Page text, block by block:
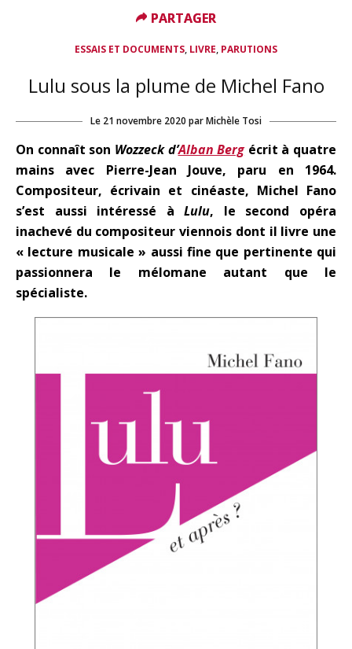
ESSAIS ET DOCUMENTS, LIVRE, PARUTIONS
Lulu sous la plume de Michel Fano
Le 21 novembre 2020 parMichèle Tosi
On connaît son Wozzeck d’Alban Bergécrit à quatre
mains avec Pierre-Jean Jouve, paru en 1964.
Compositeur, écrivain et cinéaste, Michel Fano
s’est aussi intéressé àLulu, le second opéra
inachevé du compositeur viennois dont il livre une
« lecture musicale » aussi fine que pertinente qui
passionnera le mélomane autant que le
spécialiste.
PARTAGER
PARTAGER